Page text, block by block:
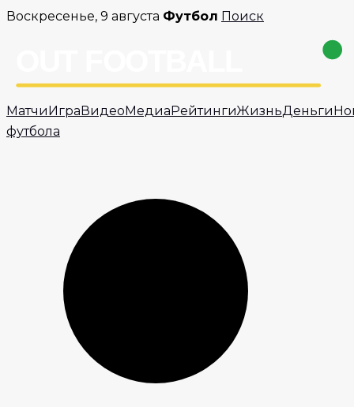
Перейти
Воскресенье, 9 августа Футбол Поиск
Матчи Игра Видео Медиа РейтингиЖизньДеньги
футбола